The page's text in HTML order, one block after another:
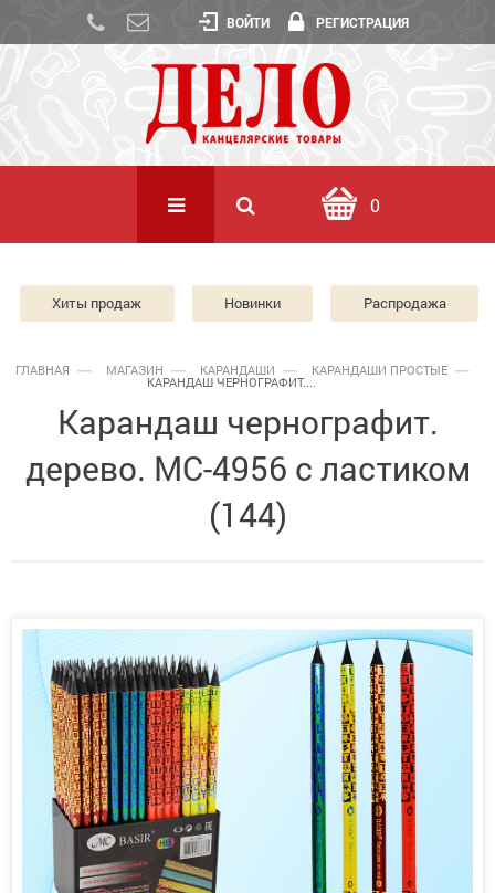
ВОЙТИ РЕГИСТРАЦИЯ
0
Хиты продаж Новинки Распродажа
ГЛАВНАЯ МАГАЗИН КАРАНДАШИ КАРАНДАШИ ПРОСТЫЕ
КАРАНДАШ ЧЕРНОГРАФИТ....
Карандаш чернографит.
дерево. МС-4956 с ластиком
(144)